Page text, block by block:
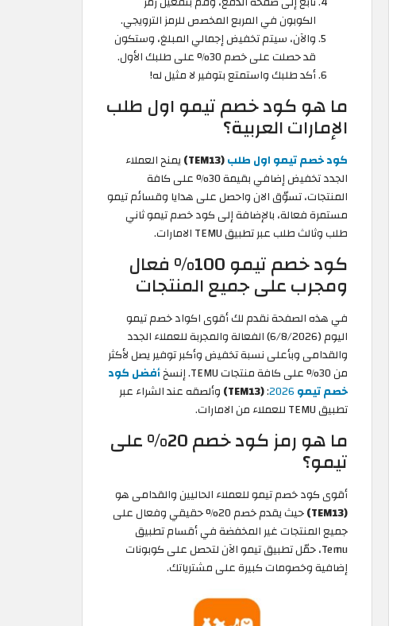
الكوبون في المربع المخصص للرمز الترويجي.
والآن، سيتم تخفيض إجمالي المبلغ، وستكون
قد حصلت على خصم 30% على طلبك الأول.
أكد طلبك واستمتع بتوفير لا مثيل له!
ما هو كود خصم تيمو اول طلب
الإمارات العربية؟
كود خصم تيمو اول طلب(TEM13)
يمنح العملاء
الجدد تخفيض إضافي بقيمة 30% على كافة
المنتجات، تسوّق الان واحصل على هدايا وقسائم تيمو
مستمرة فعالة، بالإضافة إلى كود خصم تيمو ثاني
طلب وثالث طلب عبر تطبيق TEMU الامارات.
كود خصم تيمو 100% فعال
ومجرب على جميع المنتجات
في هذه الصفحة نقدم لك أقوى اكواد خصم تيمو
اليوم (6/8/2026) الفعالة والمجربة للعملاء الجدد
والقدامى وبأعلى نسبة تخفيض وأكبر توفير يصل لأكثر
من 30% على كافة منتجات TEMU. إنسخ
أفضل كود
خصم تيمو
:
(TEM13)
وألصقه عند الشراء عبر
تطبيق TEMU للعملاء من الامارات.
ما هو رمز كود خصم 20% على
تيمو؟
أقوى كود خصم تيمو للعملاء الحاليين والقدامى هو
(TEM13)
حيث يقدم خصم 20% حقيقي وفعال على
جميع المنتجات غير المخفضة في أقسام تطبيق
Temu، حمّل تطبيق تيمو الآن لتحصل على كوبونات
إضافية وخصومات كبيرة على مشترياتك.